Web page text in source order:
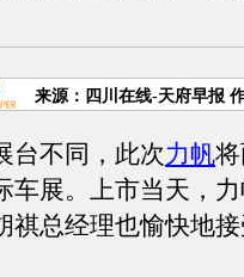
来源：四川在线-天府早报
不同，此次力帆
车展。上市当天，
祺总经理也愉快地